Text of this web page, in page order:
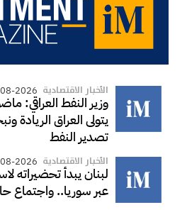
الأخبار الاقتصادية 2026
وزير النفط العراقي:
يتولى العراق الريادة
تصدير النفط
الأخبار الاقتصادية 2026
لبنان يبدأ تحضيراته
عبر سوريا.. واجتماع